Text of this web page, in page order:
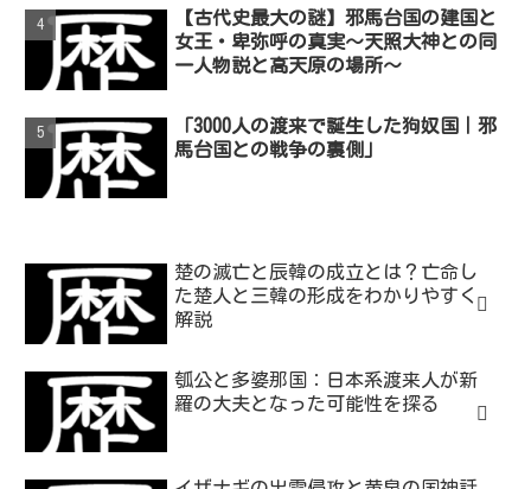
【古代史最大の謎】邪馬台国の建国と
女王・卑弥呼の真実～天照大神との同
一人物説と高天原の場所～
「3000人の渡来で誕生した狗奴国｜邪
馬台国との戦争の裏側」
楚の滅亡と辰韓の成立とは？亡命し
た楚人と三韓の形成をわかりやすく
解説
瓠公と多婆那国：日本系渡来人が新
羅の大夫となった可能性を探る